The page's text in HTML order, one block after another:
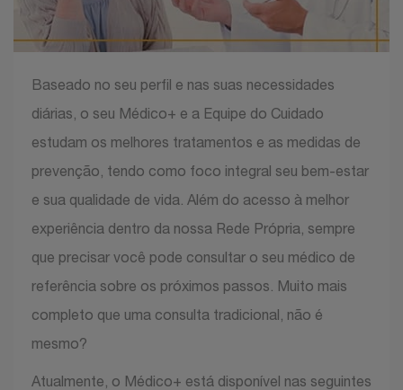
Baseado no seu perfil e nas suas necessidades
diárias, o seu Médico+ e a Equipe do Cuidado
estudam os melhores tratamentos e as medidas de
prevenção, tendo como foco integral seu bem-estar
e sua qualidade de vida. Além do acesso à melhor
experiência dentro da nossa Rede Própria, sempre
que precisar você pode consultar o seu médico de
referência sobre os próximos passos. Muito mais
completo que uma consulta tradicional, não é
mesmo?
Atualmente, o Médico+ está disponível nas seguintes